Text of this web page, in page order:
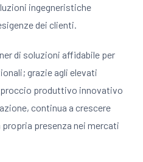
ingegneristiche
dei clienti.
di soluzioni affidabile per
grazie agli elevati
produttivo innovativo
continua a crescere
propria presenza nei mercati